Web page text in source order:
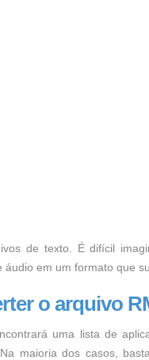
de texto. É difícil
em um formato que
o arquivo
uma lista de
maioria dos casos,